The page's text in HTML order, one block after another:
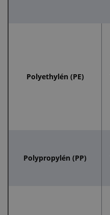
Polyethylén (PE)
Polypropylén (PP)